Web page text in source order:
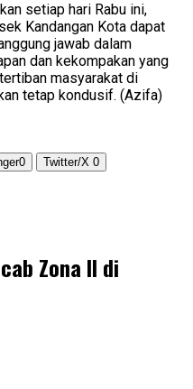
setiap hari Rabu ini,
Kandangan Kota dapat
jawab dalam
dan kekompakan yang
masyarakat di
tetap kondusif. (Azifa)
0 Twitter/X 0
Zona II di